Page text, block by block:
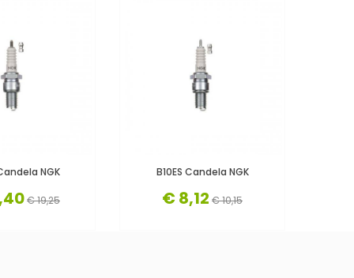
NGK
€ 19,25
B10ES Candela NGK
€ 8,12 € 10,15